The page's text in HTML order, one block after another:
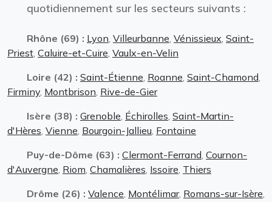
quotidiennement sur les secteurs suivants :
Rhône (69) : Lyon Villeurbanne Vénissieux Saint-
Priest Caluire-et-Cuire Vaulx-en-Velin
Loire (42) : Saint-Étienne Roanne Saint-Chamond
Firminy Montbrison Rive-de-Gier
Isère (38) : Grenoble Échirolles Saint-Martin-
d'Hères Vienne Bourgoin-Jallieu Fontaine
Puy-de-Dôme (63) : Clermont-Ferrand Cournon-
d'Auvergne Riom Chamalières Issoire Thiers
Drôme (26) : Valence Montélimar, Romans-sur-Isère